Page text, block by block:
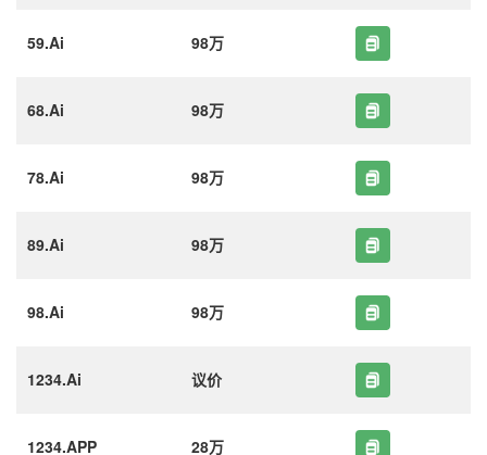
59.Ai 98万
68.Ai 98万
78.Ai 98万
89.Ai 98万
98.Ai 98万
1234.Ai 议价
1234.APP 28万